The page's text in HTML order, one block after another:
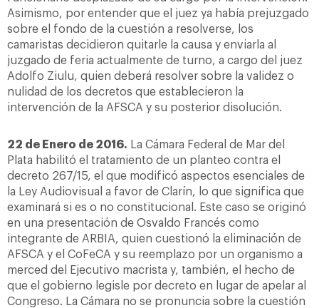
Asimismo, por entender que el juez ya había prejuzgado
sobre el fondo de la cuestión a resolverse, los
camaristas decidieron quitarle la causa y enviarla al
juzgado de feria actualmente de turno, a cargo del juez
Adolfo Ziulu, quien deberá resolver sobre la validez o
nulidad de los decretos que establecieron la
intervención de la AFSCA y su posterior disolución.
22 de Enero de 2016. La Cámara Federal de Mar del
Plata habilitó el tratamiento de un planteo contra el
decreto 267/15, el que modificó aspectos esenciales de
la Ley Audiovisual a favor de Clarín, lo que significa que
examinará si es o no constitucional. Este caso se originó
en una presentación de Osvaldo Francés como
integrante de ARBIA, quien cuestionó la eliminación de
AFSCA y el CoFeCA y su reemplazo por un organismo a
merced del Ejecutivo macrista y, también, el hecho de
que el gobierno legisle por decreto en lugar de apelar al
Congreso. La Cámara no se pronuncia sobre la cuestión